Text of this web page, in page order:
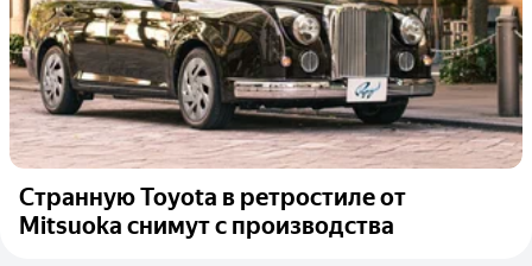
Странную Toyota в ретростиле от
Mitsuoka снимут с производства